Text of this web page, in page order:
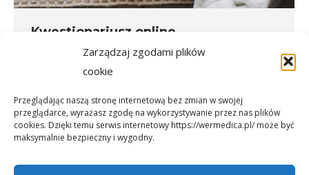
Zarządzaj zgodami plików
cookie
Przeglądając naszą stronę internetową bez zmian w swojej
przeglądarce, wyrażasz zgodę na wykorzystywanie przez nas plików
cookies. Dzięki temu serwis internetowy https://wermedica.pl/ może być
maksymalnie bezpieczny i wygodny.
Kwestionariusz online
COVID-19 Przezwakre 30 maja, 2021
Sprawdź to!